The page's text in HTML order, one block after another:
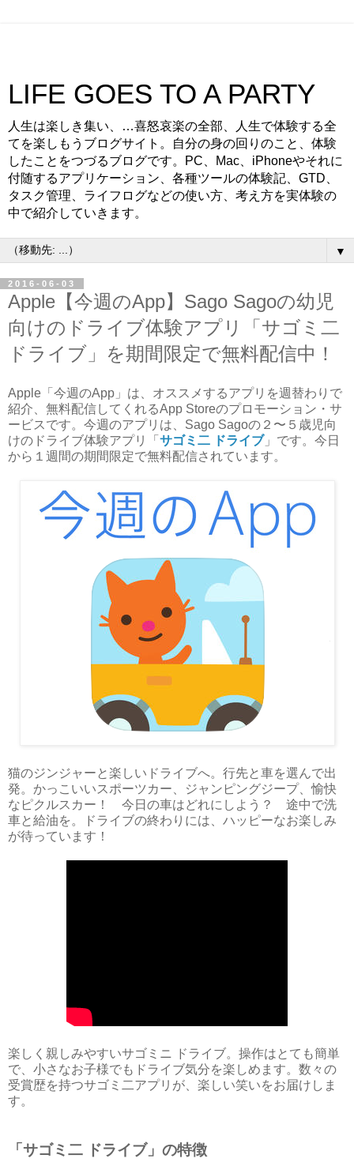
LIFE GOES TO A PARTY
人生は楽しき集い、…喜怒哀楽の全部、人生で体験する全
てを楽しもうブログサイト。自分の身の回りのこと、体験
したことをつづるブログです。PC、Mac、iPhoneやそれに
付随するアプリケーション、各種ツールの体験記、GTD、
タスク管理、ライフログなどの使い方、考え方を実体験の
中で紹介していきます。
▼
2016-06-03
Apple【今週のApp】Sago Sagoの幼児
向けのドライブ体験アプリ「サゴミ二
ドライブ」を期間限定で無料配信中！
Apple「今週のApp」は、オススメするアプリを週替わりで
紹介、無料配信してくれるApp Storeのプロモーション・サ
ービスです。今週のアプリは、Sago Sagoの２〜５歳児向
けのドライブ体験アプリ「 サゴミ二 ドライブ」です。今日
から１週間の期間限定で無料配信されています。
猫のジンジャーと楽しいドライブへ。行先と車を選んで出
発。かっこいいスポーツカー、ジャンピングジープ、愉快
なピクルスカー！ 今日の車はどれにしよう？ 途中で洗
車と給油を。ドライブの終わりには、ハッピーなお楽しみ
が待っています！
楽しく親しみやすいサゴミニ ドライブ。操作はとても簡単
で、小さなお子様でもドライブ気分を楽しめます。数々の
受賞歴を持つサゴミ二アプリが、楽しい笑いをお届けしま
す。
「サゴミ二 ドライブ」の特徴